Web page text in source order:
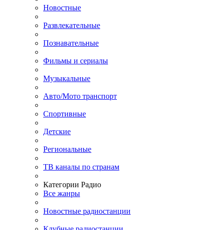
Новостные
Развлекательные
Познавательные
Фильмы и сериалы
Музыкальные
Авто/Мото транспорт
Спортивные
Детские
Региональные
ТВ каналы по странам
Категории Радио
Все жанры
Новостные радиостанции